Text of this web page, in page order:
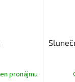
pronájmu